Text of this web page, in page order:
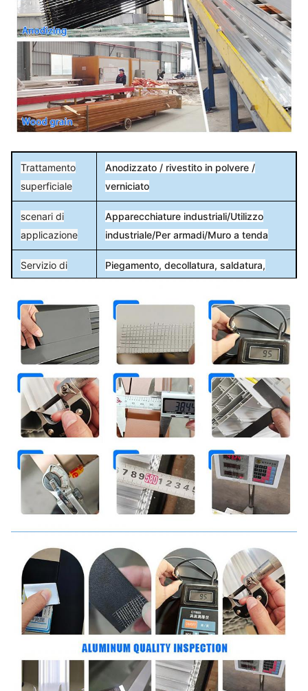
Trattamento
superficiale
Anodizzato / rivestito in polvere /
verniciato
scenari di
applicazione
Apparecchiature industriali/Utilizzo
industriale/Per armadi/Muro a tenda
Servizio di
Piegamento, decollatura, saldatura,
Materiale Leghe di alluminio 6061 6063
Dettagli
dell'imballaggio
Film protettivo + film contraente termico